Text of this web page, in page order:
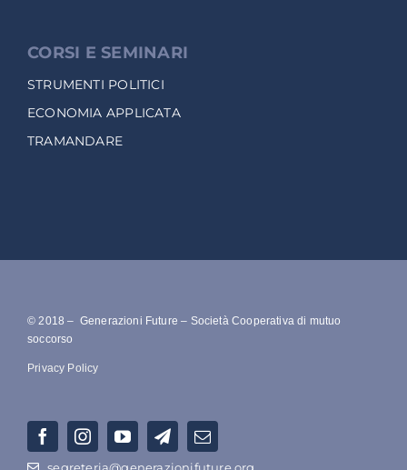
CORSI E SEMINARI
STRUMENTI POLITICI
ECONOMIA APPLICATA
TRAMANDARE
© 2018 – Generazioni Future – Società Cooperativa di mutuo
soccorso
Privacy Policy